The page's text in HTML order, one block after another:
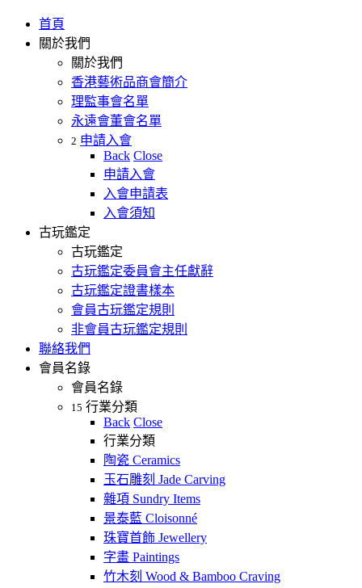
首頁
關於我們
關於我們
香港藝術品商會簡介
理監事會名單
永遠會董會名單
2 申請入會
Back Close
申請入會
入會申請表
入會須知
古玩鑑定
古玩鑑定
古玩鑑定委員會主任獻辭
古玩鑑定證書樣本
會員古玩鑑定規則
非會員古玩鑑定規則
聯絡我們
會員名錄
會員名錄
15 行業分類
Back Close
行業分類
陶瓷 Ceramics
玉石雕刻 Jade Carving
雜項 Sundry Items
景泰藍 Cloisonné
珠寶首飾 Jewellery
字畫 Paintings
竹木刻 Wood & Bamboo Craving